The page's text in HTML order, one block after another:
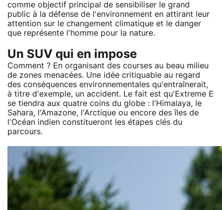
comme objectif principal de sensibiliser le grand
public à la défense de l'environnement en attirant leur
attention sur le changement climatique et le danger
que représente l'homme pour la nature.
Un SUV qui en impose
Comment ? En organisant des courses au beau milieu
de zones menacées. Une idée critiquable au regard
des conséquences environnementales qu'entraînerait,
à titre d'exemple, un accident. Le fait est qu'Extreme E
se tiendra aux quatre coins du globe : l'Himalaya, le
Sahara, l'Amazone, l'Arctique ou encore des îles de
l'Océan indien constitueront les étapes clés du
parcours.